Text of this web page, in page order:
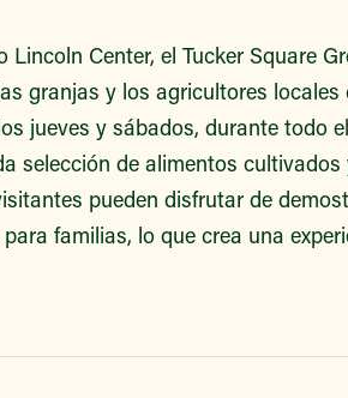
Lincoln Center, el Tucker Square
granjas y los agricultores
jueves y sábados, durante todo
selección de alimentos
pueden disfrutar de
familias, lo que crea una